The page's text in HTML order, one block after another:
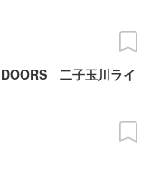
二子玉川ライ